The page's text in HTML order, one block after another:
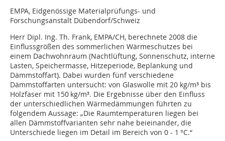
EMPA, Eidgenössige Materialprüfungs- und
Forschungsanstalt Dübendorf/Schweiz
Herr Dipl. Ing. Th. Frank, EMPA/CH, berechnete 2008 die
Einflussgrößen des sommerlichen Wärmeschutzes bei
einem Dachwohnraum (Nachtlüftung, Sonnenschutz, interne
Lasten, Speichermasse, Hitzeperiode, Beplankung und
Dämmstoffart). Dabei wurden fünf verschiedene
Dämmstoffarten untersucht: von Glaswolle mit 20 kg/m³ bis
Holzfaser mit 150 kg/m³. Die Ergebnisse über den Einfluss
der unterschiedlichen Wärmedämmungen führten zu
folgendem Aussage: „Die Raumtemperaturen liegen bei
allen Dämmstoff­varianten sehr nahe beieinander, die
Unterschiede liegen im Detail im Bereich von 0 - 1 °C.“